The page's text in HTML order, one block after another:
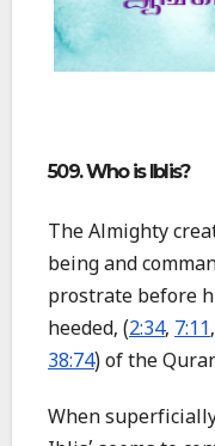
509. Who is Iblis?
The Almighty
being and
prostrate before
heeded, (2:34, 7:11,
38:74) of the
When